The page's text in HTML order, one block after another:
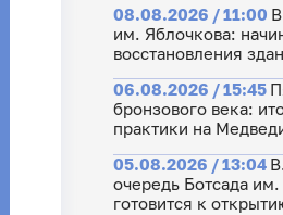
08.08.2026 / 11:00
им. Яблочкова:
восстановления
06.08.2026 / 15:45
бронзового века:
практики на
05.08.2026 / 13:04
очередь Ботсада
готовится к